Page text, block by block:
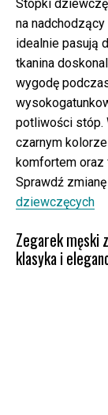
Stopki
na
idealnie pasują
tkanina
wygodę
potliwości stóp.
czarnym
komfortem oraz
Sprawdź zmianę
dziewczęcych
Zegarek męski
klasyka i